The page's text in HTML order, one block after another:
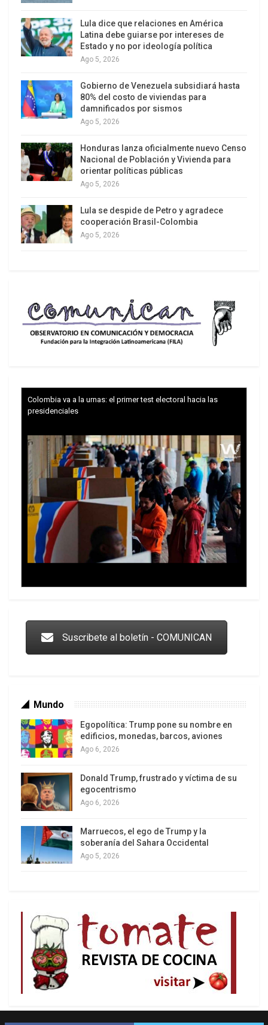
Lula dice que relaciones en América
Latina debe guiarse por intereses de
Estado y no por ideología política
Ago 5, 2026
Gobierno de Venezuela subsidiará hasta
80% del costo de viviendas para
damnificados por sismos
Ago 5, 2026
Honduras lanza oficialmente nuevo Censo
Nacional de Población y Vivienda para
orientar políticas públicas
Ago 5, 2026
Lula se despide de Petro y agradece
cooperación Brasil-Colombia
Ago 5, 2026
Colombia va a la urnas: el primer test electoral hacia las
presidenciales
Los latinos le van dando la espalda a Trump
Suscribete al boletín - COMUNICAN
Mundo
Egopolítica: Trump pone su nombre en
edificios, monedas, barcos, aviones
Ago 6, 2026
Donald Trump, frustrado y víctima de su
egocentrismo
Ago 6, 2026
Marruecos, el ego de Trump y la
soberanía del Sahara Occidental
Ago 5, 2026